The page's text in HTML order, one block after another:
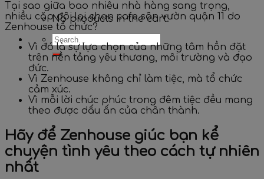
No products in the cart.
Tại sao giữa bao nhiêu nhà hàng sang trọng,
nhiều cặp đôi lại chọn cafe sân vườn quận 11 do
Zenhouse tổ chức?
Vì đó là sự lựa chọn của những tâm hồn đặt
trên nền tảng yêu thương, môi trường và đạo
đức.
Vì Zenhouse không chỉ làm tiệc, mà tổ chức
cảm xúc.
Vì mỗi lời chúc phúc trong đêm tiệc đều mang
theo được dấu ấn của chân thành.
Hãy để Zenhouse giúc bạn kể
chuyện tình yêu theo cách tự nhiên
nhất